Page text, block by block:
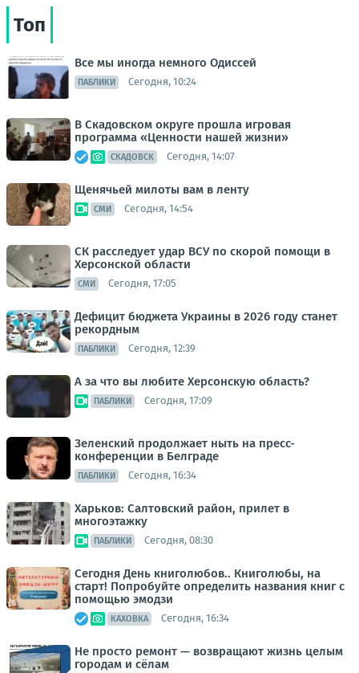
Топ
Все мы иногда немного Одиссей
ПАБЛИКИ Сегодня, 10:24
В Скадовском округе прошла игровая
программа «Ценности нашей жизни»
СКАДОВСК Сегодня, 14:07
Щенячьей милоты вам в ленту
СМИ Сегодня, 14:54
СК расследует удар ВСУ по скорой помощи в
Херсонской области
СМИ Сегодня, 17:05
Дефицит бюджета Украины в 2026 году станет
рекордным
ПАБЛИКИ Сегодня, 12:39
А за что вы любите Херсонскую область?
ПАБЛИКИ Сегодня, 17:09
Зеленский продолжает ныть на пресс-
конференции в Белграде
ПАБЛИКИ Сегодня, 16:34
Харьков: Салтовский район, прилет в
многоэтажку
ПАБЛИКИ Сегодня, 08:30
Сегодня День книголюбов.. Книголюбы, на
старт! Попробуйте определить названия книг с
помощью эмодзи
КАХОВКА Сегодня, 16:34
Не просто ремонт — возвращают жизнь целым
городам и сёлам